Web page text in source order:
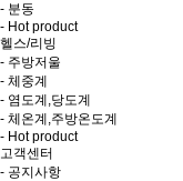
- 분동
- Hot product
헬스/리빙
- 주방저울
- 체중계
- 염도계,당도계
- 체온계,주방온도계
- Hot product
고객센터
- 공지사항